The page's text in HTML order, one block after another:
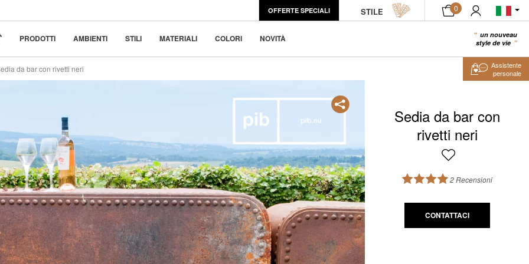
OFFERTE SPECIALI STILE 0
nella
PRODOTTI AMBIENTI STILI MATERIALI COLORI NOVITÀ
un nouveau
style de vie
da bar con rivetti neri
Sedia da bar con
rivetti neri
2 Recensioni
CONTATTACI
Assistente
personale